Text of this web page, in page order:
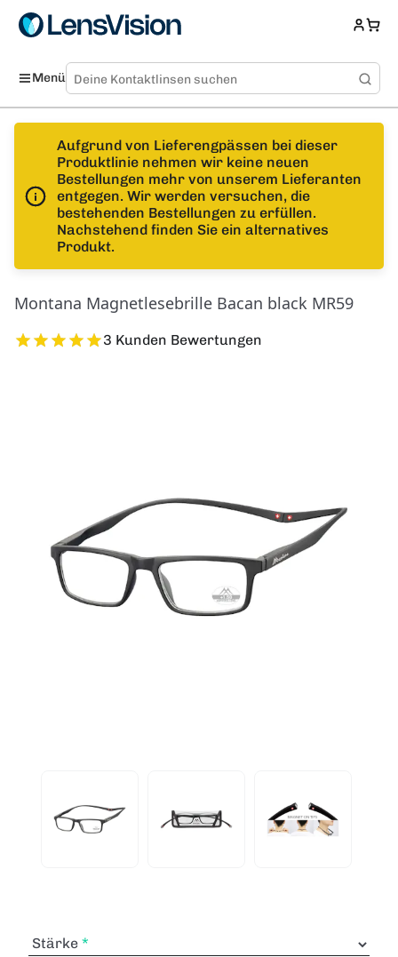
Menü
Aufgrund von Lieferengpässen bei dieser
Produktlinie nehmen wir keine neuen
Bestellungen mehr von unserem Lieferanten
entgegen. Wir werden versuchen, die
bestehenden Bestellungen zu erfüllen.
Nachstehend finden Sie ein alternatives
Produkt.
Montana Magnetlesebrille Bacan black MR59
3 Kunden Bewertungen
Stärke